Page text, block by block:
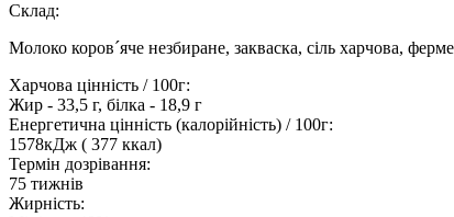
Склад:
Молоко коров´яче незбиране, закваска, сіль харчова,
Харчова цінність / 100г:
Жир - 33,5 г, білка - 18,9 г
Енергетична цінність (калорійність) / 100г:
1578кДж ( 377 ккал)
Термін дозрівання:
75 тижнів
Жирність: